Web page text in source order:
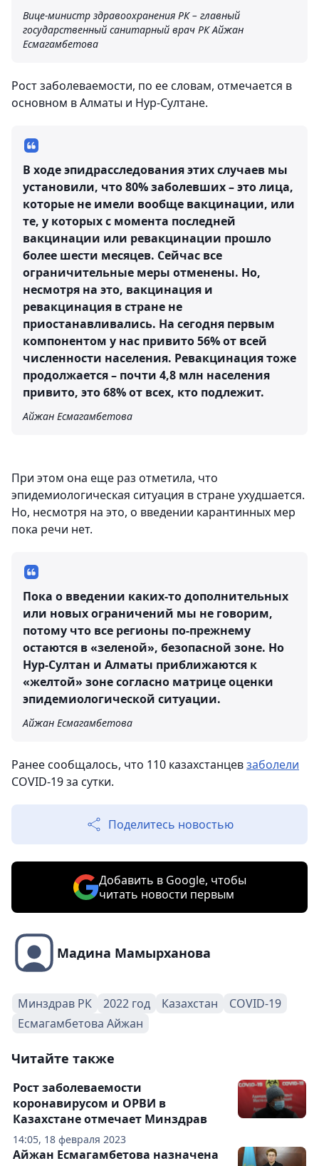
Вице-министр здравоохранения РК – главный
государственный санитарный врач РК Айжан
Есмагамбетова
Рост заболеваемости, по ее словам, отмечается в
основном в Алматы и Нур-Султане.
В ходе эпидрасследования этих случаев мы
установили, что 80% заболевших – это лица,
которые не имели вообще вакцинации, или
те, у которых с момента последней
вакцинации или ревакцинации прошло
более шести месяцев. Сейчас все
ограничительные меры отменены. Но,
несмотря на это, вакцинация и
ревакцинация в стране не
приостанавливались. На сегодня первым
компонентом у нас привито 56% от всей
численности населения. Ревакцинация тоже
продолжается – почти 4,8 млн населения
привито, это 68% от всех, кто подлежит.
Айжан Есмагамбетова
При этом она еще раз отметила, что
эпидемиологическая ситуация в стране ухудшается.
Но, несмотря на это, о введении карантинных мер
пока речи нет.
Пока о введении каких-то дополнительных
или новых ограничений мы не говорим,
потому что все регионы по-прежнему
остаются в «зеленой», безопасной зоне. Но
Нур-Султан и Алматы приближаются к
«желтой» зоне согласно матрице оценки
эпидемиологической ситуации.
Айжан Есмагамбетова
Ранее сообщалось, что 110 казахстанцевзаболели
COVID-19 за сутки.
Поделитесь новостью
Добавить в Google, чтобы
читать новости первым
Мадина Мамырханова
Минздрав РК 2022 год Казахстан
COVID-19
Есмагамбетова Айжан
Читайте также
14:05, 18 февраля 2023
Рост заболеваемости
коронавирусом и ОРВИ в
Казахстане отмечает Минздрав
Айжан Есмагамбетова назначена